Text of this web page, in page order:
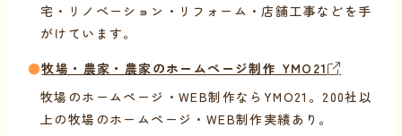
宅・リノベーション・リフォーム・店舗工事などを手
がけています。
●牧場・農家・農家のホームページ制作 YMO21
牧場のホームページ・WEB制作ならYMO21。200社以
上の牧場のホームページ・WEB制作実績あり。